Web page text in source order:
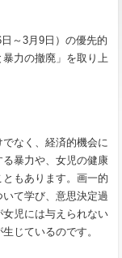
～3月9日）の優先的
力の撤廃」を取り上
なく、経済的機会に
暴力や、女児の健康
もあります。画一的
て学び、意思決定過
児には与えられない
じているのです。